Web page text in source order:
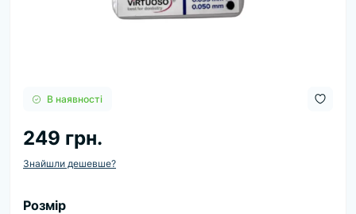
В наявності
249 грн.
Знайшли дешевше?
Розмір